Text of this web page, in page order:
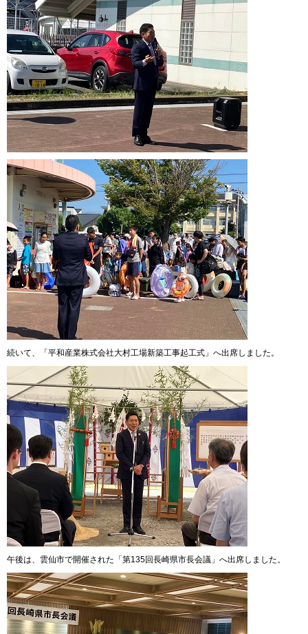
続いて、「平和産業株式会社大村工場新築工事起工式」へ出席しました。
午後は、雲仙市で開催された「第135回長崎県市長会議」へ出席しました。